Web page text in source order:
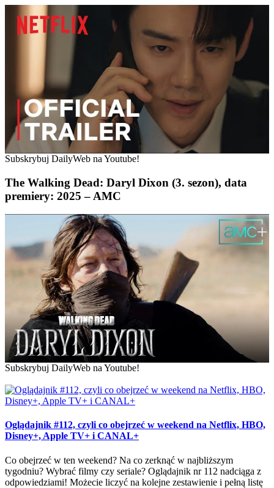
Subskrybuj DailyWeb na Youtube!
The Walking Dead: Daryl Dixon (3. sezon), data
premiery: 2025 – AMC
Subskrybuj DailyWeb na Youtube!
Oglądajnik #112, czyli co obejrzeć w weekend na Netflix, HBO,
Disney+, Apple TV+ i CANAL+
Co obejrzeć w ten weekend? Na co zerknąć w najbliższym
tygodniu? Wybrać filmy czy seriale? Oglądajnik nr 112 nadciąga z
odpowiedziami! Możecie liczyć na kolejne zestawienie i pełną listę